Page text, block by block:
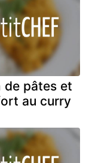
de pâtes et
au curry